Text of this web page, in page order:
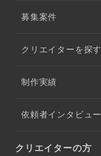
募集案件
クリエイターを探す
制作実績
依頼者インタビュー
クリエイターの方